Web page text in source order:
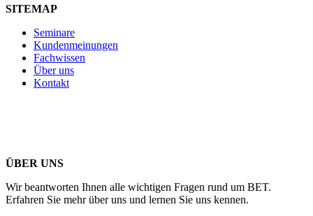
SITEMAP
Seminare
Kundenmeinungen
Fachwissen
Über uns
Kontakt
ÜBER UNS
Wir beantworten Ihnen alle wichtigen Fragen rund um BET.
Erfahren Sie mehr über uns und lernen Sie uns kennen.